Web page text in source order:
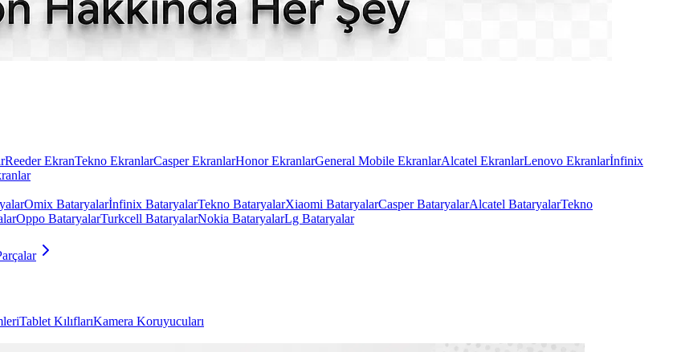
Reeder EkranTekno EkranlarCasper EkranlarHonor EkranlarGeneral Mobile EkranlarAlcatel EkranlarLenovo Ekranlarİnfinix
Omix Bataryalarİnfinix BataryalarTekno BataryalarXiaomi BataryalarCasper BataryalarAlcatel BataryalarTekno
Oppo BataryalarTurkcell BataryalarNokia BataryalarLg Bataryalar
Tablet KılıflarıKamera Koruyucuları